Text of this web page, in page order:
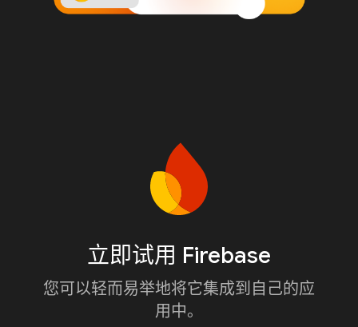
立即试用 Firebase
您可以轻而易举地将它集成到自己的应
用中。